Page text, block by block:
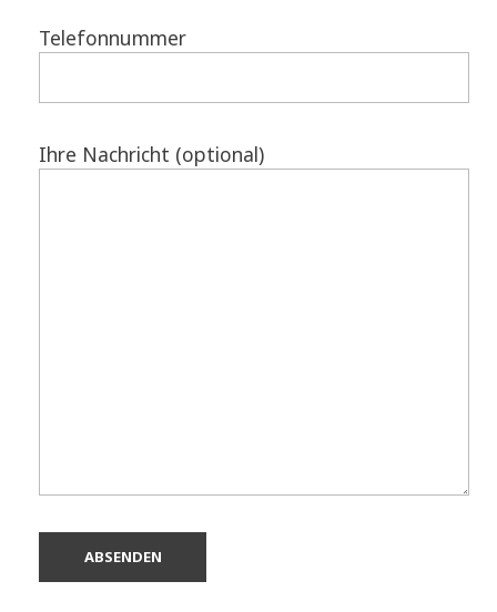
Telefonnummer
Ihre Nachricht (optional)